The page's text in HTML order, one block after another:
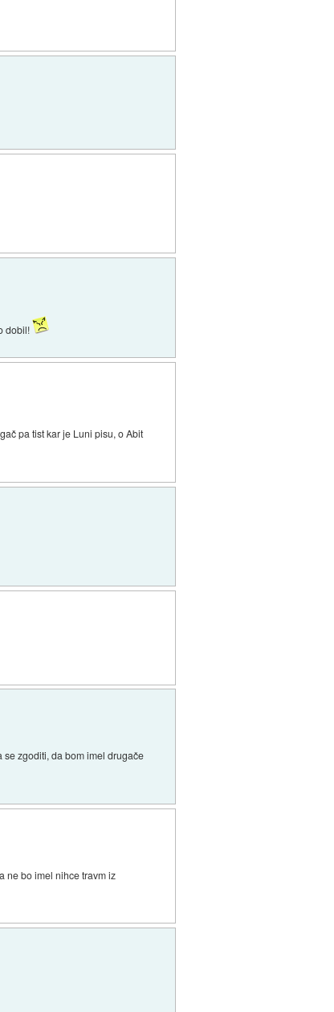
dobil!
pa tist kar je Luni pisu, o Abit
se zgoditi, da bom imel drugače
ne bo imel nihce travm iz